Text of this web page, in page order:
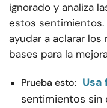
ignorado y analiza
estos
ayudar a aclarar
bases para la
Prueba esto: Usa
sentimientos sin